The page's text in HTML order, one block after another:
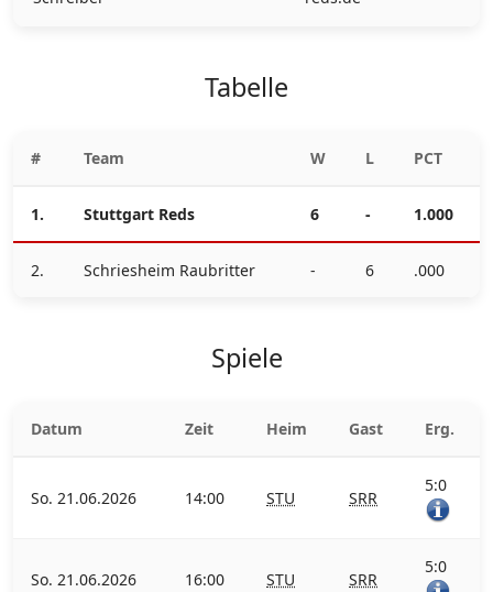
Tabelle
# Team W L PCT
1. Stuttgart Reds 6 - 1.000
2. Schriesheim Raubritter - 6 .000
Spiele
Datum Zeit Heim Gast Erg.
So. 21.06.2026 14:00 STU SRR
5:0
So. 21.06.2026 16:00 STU SRR
5:0